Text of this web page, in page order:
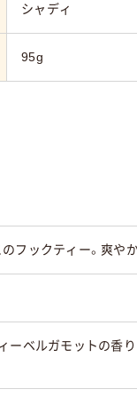
シャディ
95g
フックティー。爽や
ーベルガモットの香り